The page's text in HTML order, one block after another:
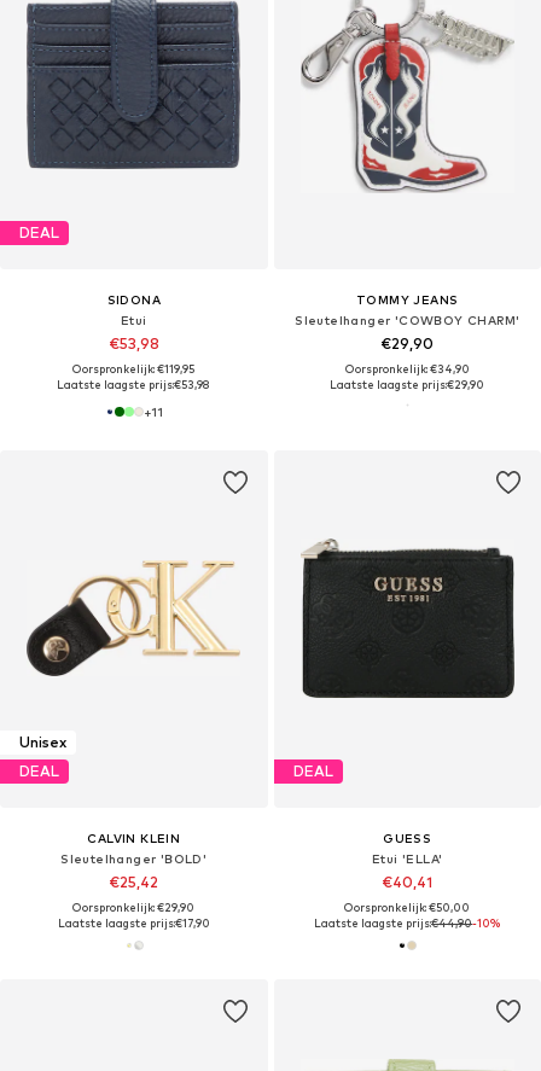
DEAL
SIDONA
Etui
€53,98
Oorspronkelijk: €119,95
Laatste laagste prijs:€53,98
+11
TOMMY JEANS
Sleutelhanger 'COWBOY CHARM'
€29,90
Oorspronkelijk: €34,90
Laatste laagste prijs:€29,90
Unisex
DEAL
CALVIN KLEIN
Sleutelhanger 'BOLD'
€25,42
Oorspronkelijk: €29,90
Laatste laagste prijs:€17,90
DEAL
GUESS
Etui 'ELLA'
€40,41
Oorspronkelijk: €50,00
Laatste laagste prijs:€44,90-10%